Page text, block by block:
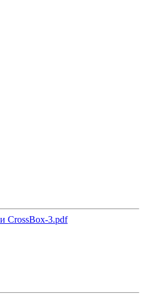
CrossBox-3.pdf